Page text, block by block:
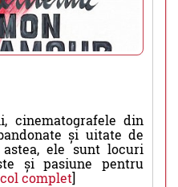
cinematografele din
și uitate de
ele sunt locuri
și pasiune pentru
complet]